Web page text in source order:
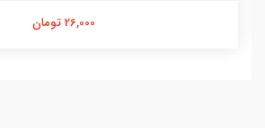
26,000 تومان